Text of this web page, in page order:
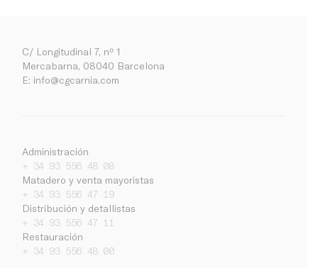
Empresa
Noticias
C/ Longitudinal 7, nº 1
Mercabarna, 08040 Barcelona
E: info@cgcarnia.com
Administración
+ 34 93 556 48 08
Matadero y venta mayoristas
+ 34 93 556 47 19
Distribución y detallistas
+ 34 93 556 47 11
Restauración
+ 34 93 556 48 00